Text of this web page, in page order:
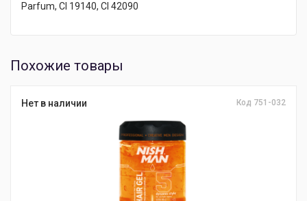
Parfum, CI 19140, CI 42090
Похожие товары
Нет в наличии Код 751-032